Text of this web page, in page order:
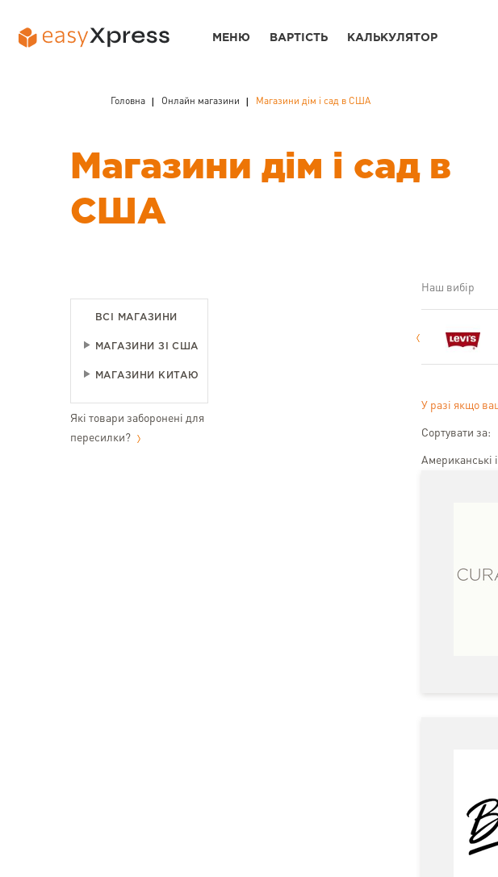
Магазини дім і сад в
США
Головна Онлайн магазини Магазини дім і сад в США
ВСІ МАГАЗИНИ
МАГАЗИНИ ЗІ США
МАГАЗИНИ КИТАЮ
Які товари заборонені для
пересилки?
Наш вибір
У разі якщо
Сортувати за:
Американські
МЕНЮ ВАРТІСТЬ КАЛЬКУЛЯТОР